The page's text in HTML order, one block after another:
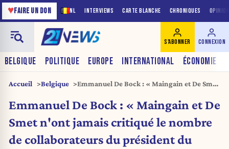
NL INTERVIEWS CARTE BLANCHE CHRONIQUES
♥FAIRE UN DON
BELGIQUE POLITIQUE EUROPE INTERNATIONAL ÉCONOMIE
S'ABONNER CONNEXION
Accueil Belgique
Emmanuel De Bock : « Maingain et De Smet
collaborateurs du président du Parlement
bruxellois pendant 20 ans »
Emmanuel De Bock : « Maingain et De
Smet n'ont jamais critiqué le nombre
de collaborateurs du président du